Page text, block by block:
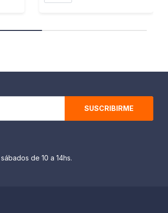
SUSCRIBIRME
de 10 a 14hs.